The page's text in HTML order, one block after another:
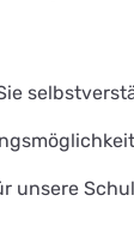
unsere